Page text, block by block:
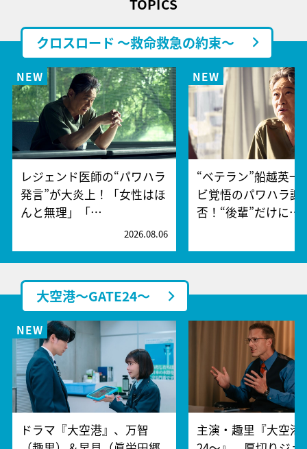
TOPICS
クロスロード ～救命救急の約束～
レジェンド医師の“パワハラ
発言”が大炎上！「女性はほ
んと無理」「…
2026.08.06
“ベテラン”船越英一
ビ覚悟のパワハラ謝
否！“後輩”だけに…
大空港～GATE24～
ドラマ『大空港』、万智
主演・趣里『大空港